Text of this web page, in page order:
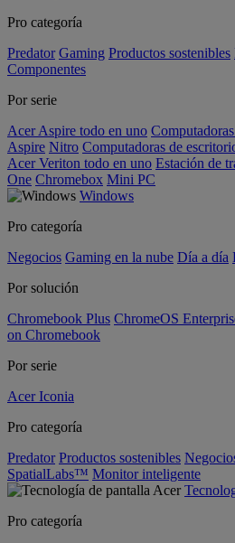
Pro categoría
Predator Gaming Productos sostenibles
Componentes
Por serie
Acer Aspire todo en uno
Aspire Nitro Computadoras de
Acer Veriton todo en uno Estación de
One Chromebox Mini PC
Windows
Pro categoría
Negocios Gaming en la nube Día a día
Por solución
Chromebook Plus ChromeOS
on Chromebook
Por serie
Acer Iconia
Pro categoría
Predator Productos sostenibles
SpatialLabs™ Monitor inteligente
Pro categoría